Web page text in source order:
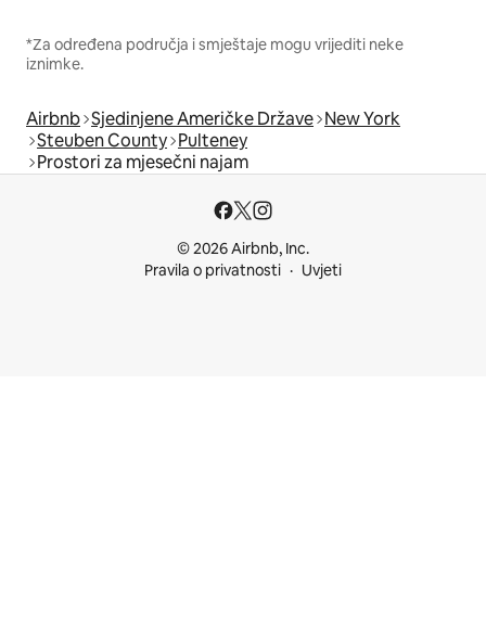
*Za određena područja i smještaje mogu vrijediti neke
iznimke.
Airbnb Sjedinjene Američke Države New York
Steuben County Pulteney
Prostori za mjesečni najam
© 2026 Airbnb, Inc.
Pravila o privatnosti
Uvjeti